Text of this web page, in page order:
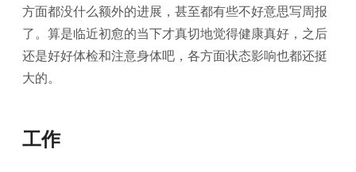
方面都没什么额外的进展，甚至都有些不好意思写周报
了。算是临近初愈的当下才真切地觉得健康真好，之后
还是好好体检和注意身体吧，各方面状态影响也都还挺
大的。
工作